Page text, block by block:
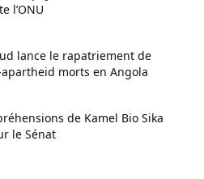
l’ONU
lance le rapatriement de
morts en Angola
de Kamel Bio Sika
le Sénat